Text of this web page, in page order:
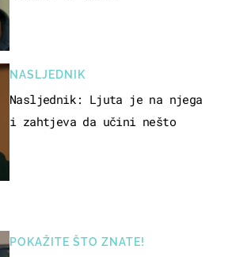
POKAŽITE ŠTO ZNATE!
NASLJEDNIK
Nasljednik: Ljuta je na njega
i zahtjeva da učini nešto